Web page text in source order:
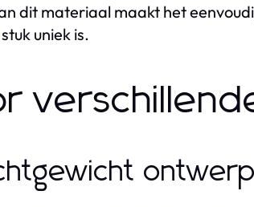
dit materiaal maakt het
uniek is.